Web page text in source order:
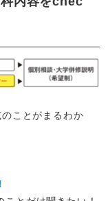
ことがまるわか